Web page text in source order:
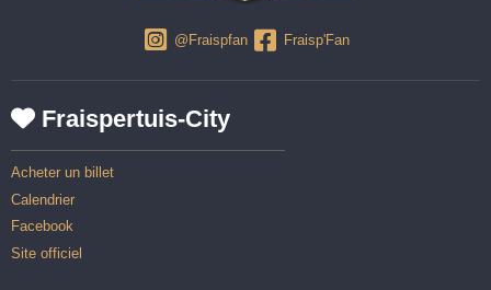
@Fraispfan Fraisp'Fan
Fraispertuis-City
Acheter un billet
Calendrier
Facebook
Site officiel